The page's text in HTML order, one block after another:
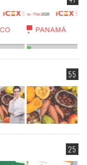
55
25